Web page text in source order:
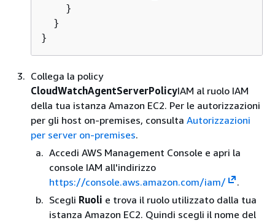
    }
  }
}
Collega la policy
CloudWatchAgentServerPolicyIAM al ruolo IAM
della tua istanza Amazon EC2. Per le autorizzazioni
per gli host on-premises, consulta Autorizzazioni
per server on-premises.
Accedi AWS Management Console e apri la
console IAM all'indirizzo
https://console.aws.amazon.com/iam/
.
Scegli Ruoli e trova il ruolo utilizzato dalla tua
istanza Amazon EC2. Quindi scegli il nome del